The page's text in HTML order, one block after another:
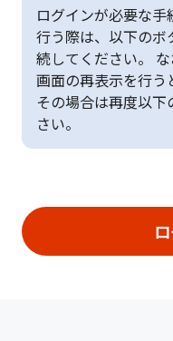
ログインが必要な手
行う際は、以下の
続してください。
画面の再表示を行う
その場合は再度以
さい。